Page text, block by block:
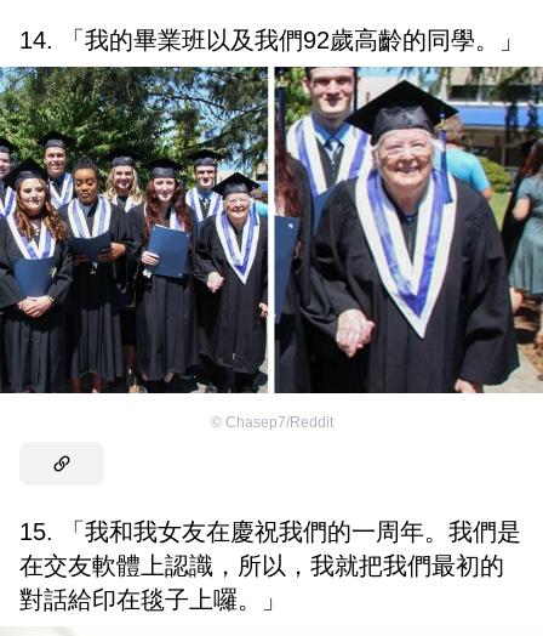
14. 「我的畢業班以及我們92歲高齡的同學。」
© Chasep7/Reddit
15. 「我和我女友在慶祝我們的一周年。我們是
在交友軟體上認識，所以，我就把我們最初的
對話給印在毯子上囉。」